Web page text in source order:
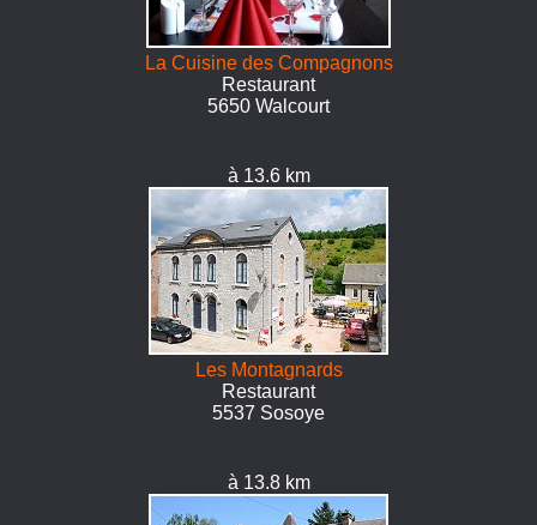
La Cuisine des Compagnons
Restaurant
5650 Walcourt
à 13.6 km
Les Montagnards
Restaurant
5537 Sosoye
à 13.8 km